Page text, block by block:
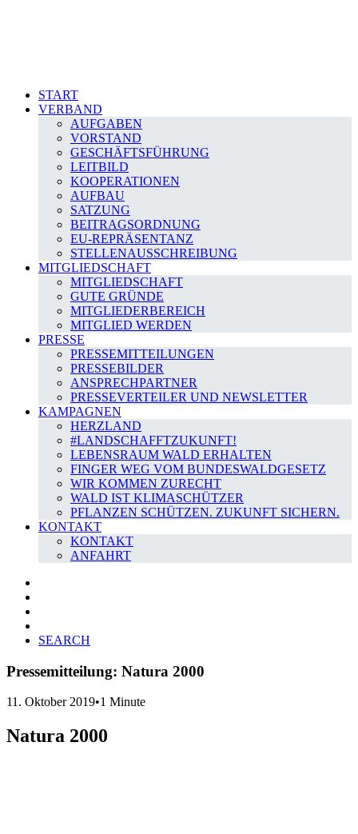
START
VERBAND
AUFGABEN
VORSTAND
GESCHÄFTSFÜHRUNG
LEITBILD
KOOPERATIONEN
AUFBAU
SATZUNG
BEITRAGSORDNUNG
EU-REPRÄSENTANZ
STELLENAUSSCHREIBUNG
MITGLIEDSCHAFT
MITGLIEDSCHAFT
GUTE GRÜNDE
MITGLIEDERBEREICH
MITGLIED WERDEN
PRESSE
PRESSEMITTEILUNGEN
PRESSEBILDER
ANSPRECHPARTNER
PRESSEVERTEILER UND NEWSLETTER
KAMPAGNEN
HERZLAND
#LANDSCHAFFTZUKUNFT!
LEBENSRAUM WALD ERHALTEN
FINGER WEG VOM BUNDESWALDGESETZ
WIR KOMMEN ZURECHT
WALD IST KLIMASCHÜTZER
PFLANZEN SCHÜTZEN. ZUKUNFT SICHERN.
KONTAKT
KONTAKT
ANFAHRT
SEARCH
Pressemitteilung: Natura 2000
11. Oktober 2019•1 Minute
Natura 2000